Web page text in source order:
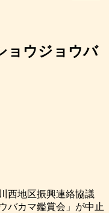
ョウジョウバ
西地区振興連絡協議
バカマ鑑賞会」が中止